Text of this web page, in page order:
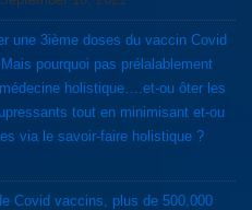
une 3ième doses du vaccin Covid
pourquoi pas prélalablement
holistique….et-ou ôter les
tout en minimisant et-ou
via le savoir-faire holistique ?
Covid vaccins, plus de 500,000